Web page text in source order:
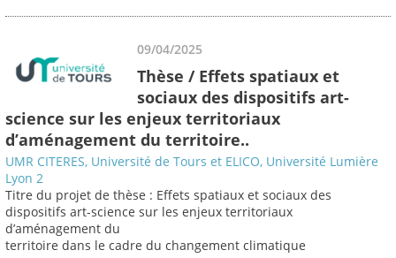
09/04/2025
Thèse / Effets spatiaux et
sociaux des dispositifs art-
science sur les enjeux territoriaux
d’aménagement du territoire..
UMR CITERES, Université de Tours et ELICO, Université Lumière
Lyon 2
Titre du projet de thèse : Effets spatiaux et sociaux des
dispositifs art-science sur les enjeux territoriaux
d’aménagement du
territoire dans le cadre du changement climatique